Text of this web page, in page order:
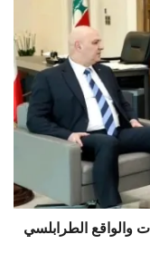
الطرابلسي